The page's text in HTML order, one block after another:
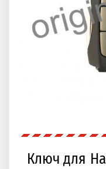
Ключ для